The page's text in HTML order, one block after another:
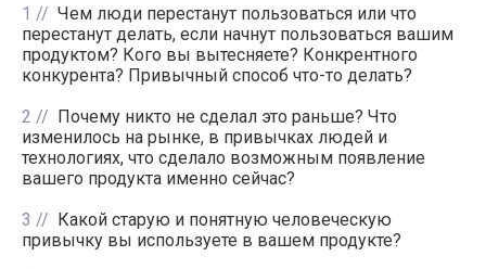
1
Чем люди перестанут пользоваться или что
перестанут делать, если начнут пользоваться вашим
продуктом? Кого вы вытесняете? Конкрентного
конкурента? Привычный способ что-то делать?
2
Почему никто не сделал это раньше? Что
изменилось на рынке, в привычках людей и
технологиях, что сделало возможным появление
вашего продукта именно сейчас?
3
Какой старую и понятную человеческую
привычку вы используете в вашем продукте?